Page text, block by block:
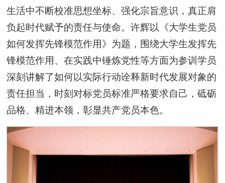
生活中不断校准思想坐标、强化宗旨意识，真正肩
负起时代赋予的责任与使命。许辉以《大学生党员
如何发挥先锋模范作用》为题，围绕大学生发挥先
锋模范作用、在实践中锤炼党性等方面为参训学员
深刻讲解了如何以实际行动诠释新时代发展对象的
责任担当，时刻对标党员标准严格要求自己，砥砺
品格、精进本领，彰显共产党员本色。